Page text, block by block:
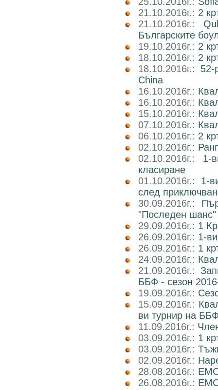
21.10.2016г.: 2
21.10.2016г.:
Българските
19.10.2016г.: 2
18.10.2016г.: 2
18.10.2016г.: 52-
China
16.10.2016г.:
16.10.2016г.:
15.10.2016г.:
07.10.2016г.:
06.10.2016г.: 2
02.10.2016г.:
02.10.2016г.: 1-
класиране
01.10.2016г.: 1-
след
30.09.2016г.:
"Последен шанс"
29.09.2016г.: 1
26.09.2016г.: 1-
26.09.2016г.: 1
24.09.2016г.:
21.09.2016г.:
ББФ - сезон
19.09.2016г.:
15.09.2016г.:
ви турнир на
11.09.2016г.:
03.09.2016г.: 1
03.09.2016г.:
02.09.2016г.:
28.08.2016г.:
26.08.2016г.: